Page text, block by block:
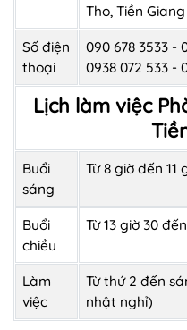
Tho, Tiền Giang
Số điện
thoại
090 678 3533 -
0938 072 533 -
Lịch làm việc
Buổi
sáng
Từ 8 giờ đến 11
Buổi
chiều
Từ 13 giờ 30
Làm
việc
Từ thứ 2 đến
nhật nghỉ)